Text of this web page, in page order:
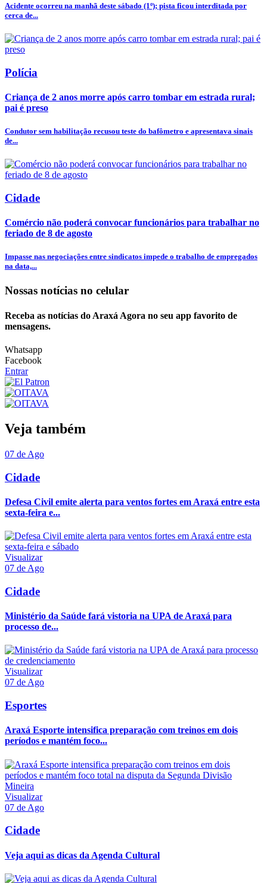
Acidente ocorreu na manhã deste sábado (1º); pista ficou interditada por
cerca de...
Polícia
Criança de 2 anos morre após carro tombar em estrada rural;
pai é preso
Condutor sem habilitação recusou teste do bafômetro e apresentava sinais
de...
Cidade
Comércio não poderá convocar funcionários para trabalhar no
feriado de 8 de agosto
Impasse nas negociações entre sindicatos impede o trabalho de empregados
na data,...
Nossas notícias no celular
Receba as notícias do Araxá Agora no seu app favorito de
mensagens.
Whatsapp
Facebook
Entrar
Veja também
07 de Ago
Cidade
Defesa Civil emite alerta para ventos fortes em Araxá entre esta
sexta-feira e...
Visualizar
07 de Ago
Cidade
Ministério da Saúde fará vistoria na UPA de Araxá para
processo de...
Visualizar
07 de Ago
Esportes
Araxá Esporte intensifica preparação com treinos em dois
períodos e mantém foco...
Visualizar
07 de Ago
Cidade
Veja aqui as dicas da Agenda Cultural